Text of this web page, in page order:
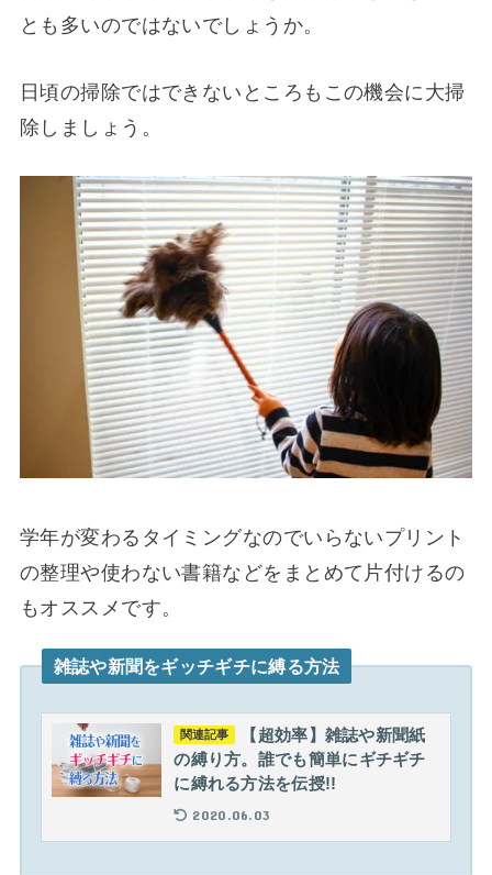
とも多いのではないでしょうか。
日頃の掃除ではできないところもこの機会に大掃
除しましょう。
学年が変わるタイミングなのでいらないプリント
の整理や使わない書籍などをまとめて片付けるの
もオススメです。
雑誌や新聞をギッチギチに縛る方法
関連記事
【超効率】雑誌や新聞紙
の縛り方。誰でも簡単にギチギチ
に縛れる方法を伝授!!
2020.06.03